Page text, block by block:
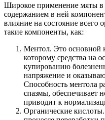
Широкое применение мяты в
содержанием в ней
влияние на состояние всего
такие компоненты, как:
Ментол. Это основной
которому средства на
купированию
напряжение и
Способность ментола
спазмы, обеспечивает
приводит к
Органические